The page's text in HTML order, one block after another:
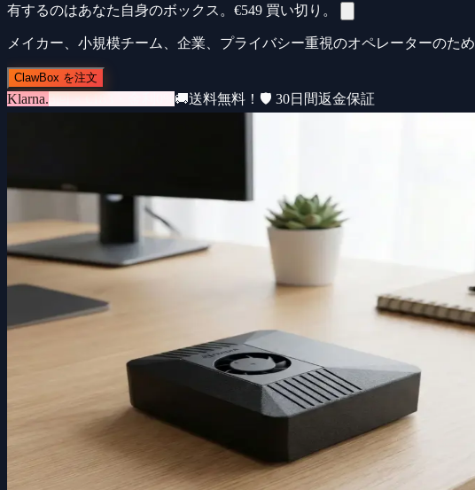
有するのはあなた自身のボックス。 €549 買い切り。
メイカー、小規模チーム、企業、プライバシー重視のオペレーターのため
ClawBox を注文
Klarna.3回 × €183・金利0% 🚚送料無料！ 🛡️ 30日間返金保証